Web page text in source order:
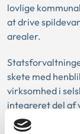
lovlige
at drive
arealer.
skete med
virksomhed i
integreret del af
tilknytning til